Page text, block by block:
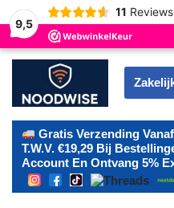
9,5
11 Reviews
Ga
naar
de
inhoud
Gratis Verzending
T.w.v. €19,29 Bij
Account En Ontvang 5%